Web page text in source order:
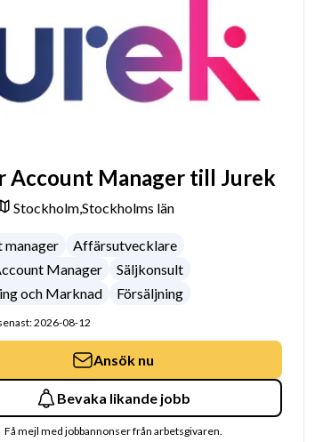
Account Manager till Jurek
Stockholm,Stockholms län
manager
Affärsutvecklare
Manager
Säljkonsult
och Marknad
Försäljning
2026-08-12
Ansök nu
Bevaka likande jobb
Få mejl med jobbannonser från arbetsgivaren.